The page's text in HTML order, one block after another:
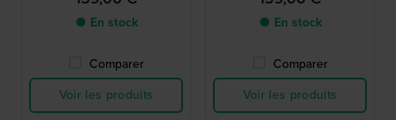
● En stock
Comparer
Voir les produits
● En stock
Comparer
Voir les produits